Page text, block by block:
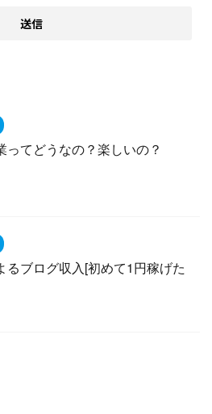
ってどうなの？楽しいの？
るブログ収入[初めて1円稼げた